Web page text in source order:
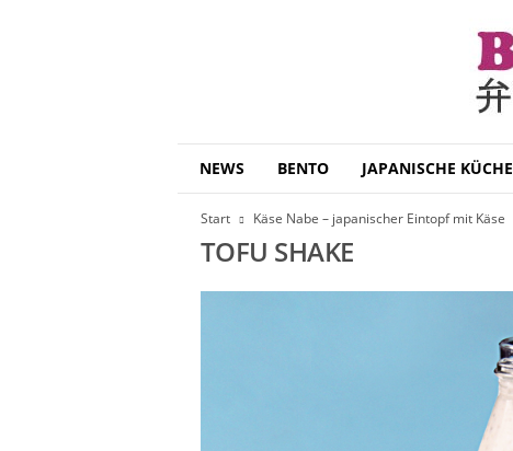
NEWS BENTO JAPANISCHE KÜCHE
Start Käse Nabe – japanischer Eintopf mit Käse
TOFU SHAKE